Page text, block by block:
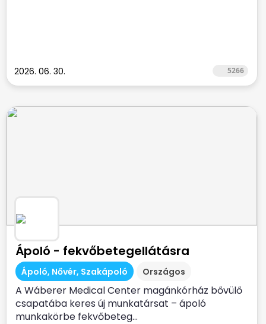
2026. 06. 30. 5266
Ápoló - fekvőbetegellátásra
Ápoló, Nővér, Szakápoló Országos
A Wáberer Medical Center magánkórház bővülő
csapatába keres új munkatársat – ápoló
munkakörbe fekvőbeteg...